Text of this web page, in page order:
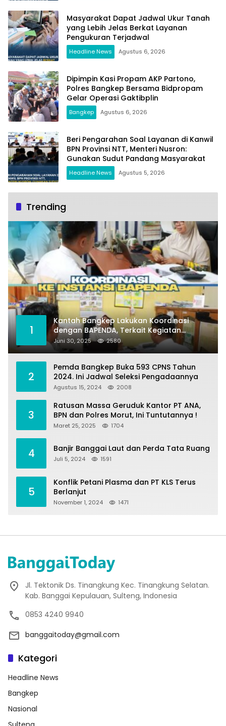
Masyarakat Dapat Jadwal Ukur Tanah
yang Lebih Jelas Berkat Layanan
Pengukuran Terjadwal
Headline News Agustus 6, 2026
Dipimpin Kasi Propam AKP Partono,
Polres Bangkep Bersama Bidpropam
Gelar Operasi Gaktibplin
Bangkep Agustus 6, 2026
Beri Pengarahan Soal Layanan di Kanwil
BPN Provinsi NTT, Menteri Nusron:
Gunakan Sudut Pandang Masyarakat
Headline News Agustus 5, 2026
Trending
1
Kantah Bangkep Lakukan Koordinasi
dengan BAPENDA, Terkait Kegiatan
Fasilitasi Penilaian Tanah dan Ekonomi
Pertanahan
Juni 30, 2025 2580
2
Pemda Bangkep Buka 593 CPNS Tahun
2024. Ini Jadwal Seleksi Pengadaannya
Agustus 15, 2024 2008
3
Ratusan Massa Geruduk Kantor PT ANA,
BPN dan Polres Morut, Ini Tuntutannya !
Maret 25, 2025 1704
4 Banjir Banggai Laut dan Perda Tata Ruang
Juli 5, 2024 1591
5
Konflik Petani Plasma dan PT KLS Terus
Berlanjut
November 1, 2024 1471
Jl. Tektonik Ds. Tinangkung Kec. Tinangkung Selatan.
Kab. Banggai Kepulauan, Sulteng, Indonesia
0853 4240 9940
banggaitoday@gmail.com
Kategori
Headline News
Bangkep
Nasional